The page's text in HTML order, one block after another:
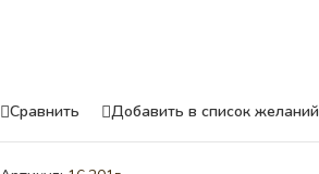
Сравнить Добавить в список желаний